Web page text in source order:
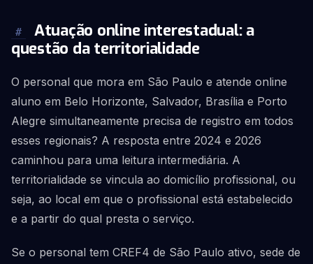
#
Atuação online interestadual: a
questão da territorialidade
O personal que mora em São Paulo e atende online
aluno em Belo Horizonte, Salvador, Brasília e Porto
Alegre simultaneamente precisa de registro em todos
esses regionais? A resposta entre 2024 e 2026
caminhou para uma leitura intermediária. A
territorialidade se vincula ao domicílio profissional, ou
seja, ao local em que o profissional está estabelecido
e a partir do qual presta o serviço.
Se o personal tem CREF4 de São Paulo ativo, sede de